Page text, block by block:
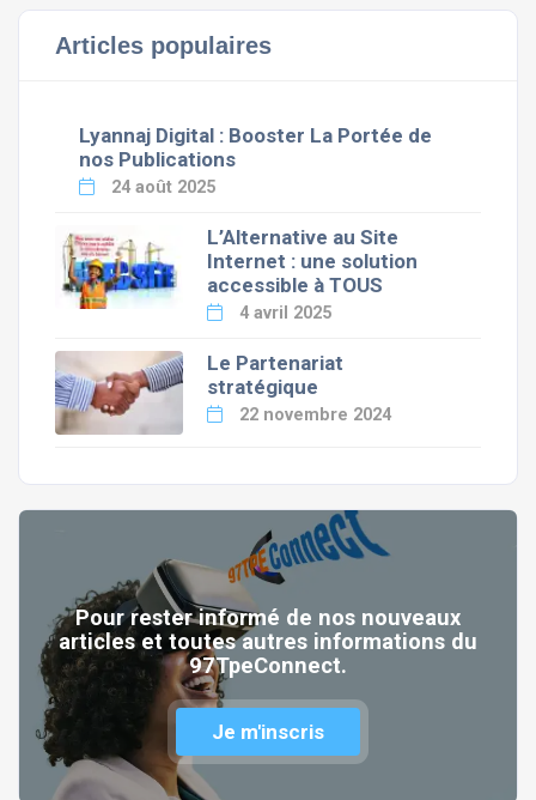
Articles populaires
Lyannaj Digital : Booster La Portée de
nos Publications
24 août 2025
L’Alternative au Site
Internet : une solution
accessible à TOUS
4 avril 2025
Le Partenariat
stratégique
22 novembre 2024
Pour rester informé de nos nouveaux
articles et toutes autres informations du
97TpeConnect.
Je m'inscris